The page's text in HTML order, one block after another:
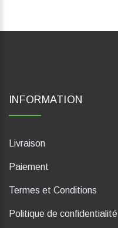
INFORMATION
Livraison
Paiement
Termes et Conditions
Politique de confidentialité